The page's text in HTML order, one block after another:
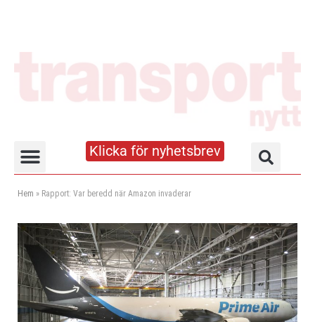
Klicka för nyhetsbrev
Hem » Rapport: Var beredd när Amazon invaderar